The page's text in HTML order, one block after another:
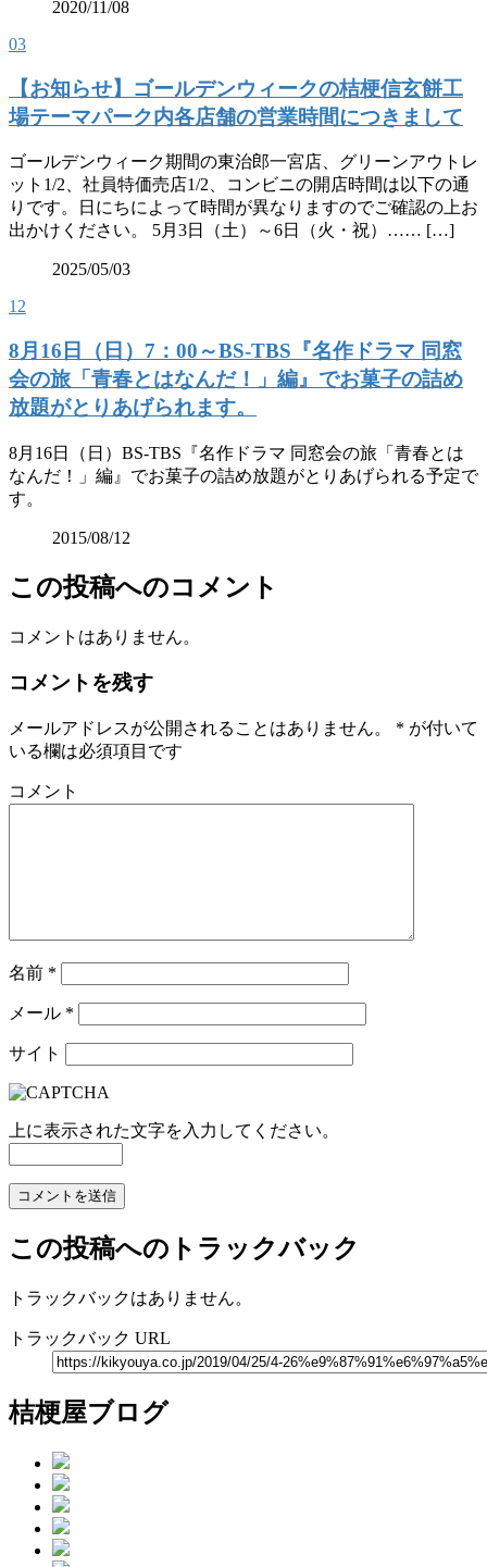
2020/11/08
03
【お知らせ】ゴールデンウィークの桔梗信玄餅工
場テーマパーク内各店舗の営業時間につきまして
ゴールデンウィーク期間の東治郎一宮店、グリーンアウトレ
ット1/2、社員特価売店1/2、コンビニの開店時間は以下の通
りです。日にちによって時間が異なりますのでご確認の上お
出かけください。 5月3日（土）～6日（火・祝）…… […]
2025/05/03
12
8月16日（日）7：00～BS-TBS『名作ドラマ 同窓
会の旅「青春とはなんだ！」編』でお菓子の詰め
放題がとりあげられます。
8月16日（日）BS-TBS『名作ドラマ 同窓会の旅「青春とは
なんだ！」編』でお菓子の詰め放題がとりあげられる予定で
す。
2015/08/12
この投稿へのコメント
コメントはありません。
コメントを残す
メールアドレスが公開されることはありません。 * が付いて
いる欄は必須項目です
コメント
名前 *
メール *
サイト
上に表示された文字を入力してください。
この投稿へのトラックバック
トラックバックはありません。
トラックバック URL
桔梗屋ブログ